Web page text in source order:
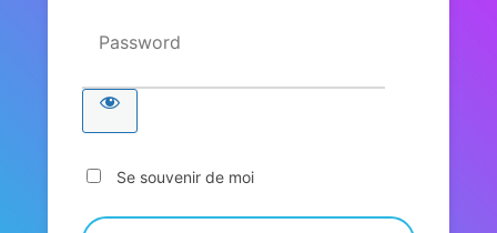
Se souvenir de moi